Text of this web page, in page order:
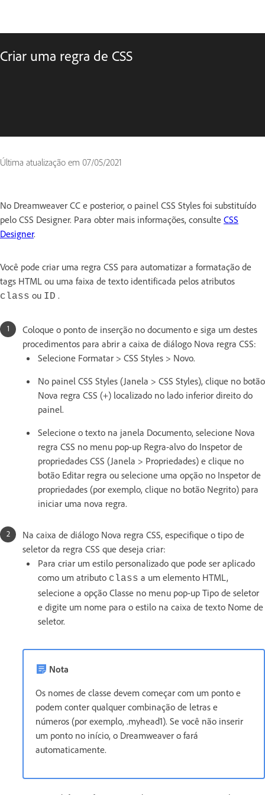
Criar uma regra de CSS
Última atualização em 07/05/2021
No Dreamweaver CC e posterior, o painel CSS Styles foi substituído
pelo CSS Designer. Para obter mais informações, consulte CSS
Designer.
Você pode criar uma regra CSS para automatizar a formatação de
tags HTML ou uma faixa de texto identificada pelos atributos
class ou ID .
Coloque o ponto de inserção no documento e siga um destes
procedimentos para abrir a caixa de diálogo Nova regra CSS:
Selecione Formatar > CSS Styles > Novo.
No painel CSS Styles (Janela > CSS Styles), clique no botão
Nova regra CSS (+) localizado no lado inferior direito do
painel.
Selecione o texto na janela Documento, selecione Nova
regra CSS no menu pop-up Regra-alvo do Inspetor de
propriedades CSS (Janela > Propriedades) e clique no
botão Editar regra ou selecione uma opção no Inspetor de
propriedades (por exemplo, clique no botão Negrito) para
iniciar uma nova regra.
Na caixa de diálogo Nova regra CSS, especifique o tipo de
seletor da regra CSS que deseja criar:
Para criar um estilo personalizado que pode ser aplicado
como um atributo class a um elemento HTML,
selecione a opção Classe no menu pop-up Tipo de seletor
e digite um nome para o estilo na caixa de texto Nome de
seletor.
Nota
Os nomes de classe devem começar com um ponto e
podem conter qualquer combinação de letras e
números (por exemplo, .myhead1). Se você não inserir
um ponto no início, o Dreamweaver o fará
automaticamente.